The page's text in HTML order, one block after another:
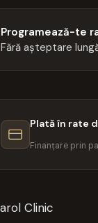
Programează-te
Fără așteptare
Plată în rate
Finanțare prin